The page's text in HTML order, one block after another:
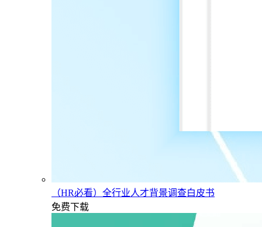
（HR必看）全行业人才背景调查白皮书
免费下载